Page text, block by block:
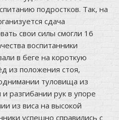
подростков. Так, на
сдача
свои силы смогли 16
воспитанники
в беге на короткую
из положения стоя,
туловища из
разгибании рук в упоре
из виса на высокой
успешно справились с